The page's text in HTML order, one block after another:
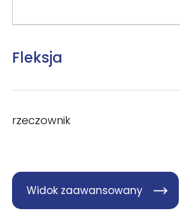
Fleksja
rzeczownik
Widok zaawansowany